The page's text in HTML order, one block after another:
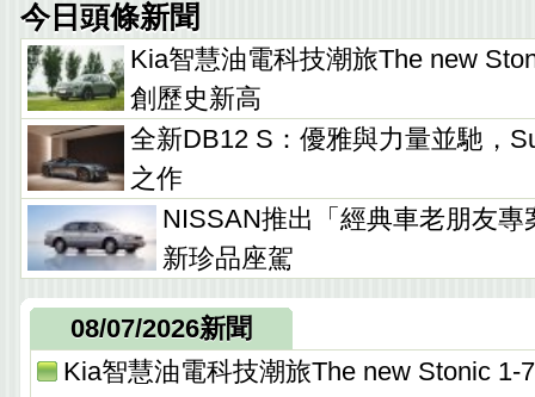
今日頭條新聞
Kia智慧油電科技潮旅The new
創歷史新高
全新DB12 S：優雅與力量並馳，
之作
NISSAN推出「經典車老朋友專
新珍品座駕
08/07/2026新聞
Kia智慧油電科技潮旅The new Stonic 1-